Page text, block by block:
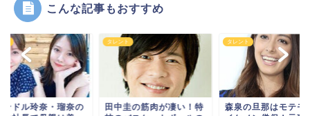
こんな記事もおすすめ
ンドル玲奈・瑠奈の
タレント
田中圭の筋肉が凄い！特
タレント
森泉の旦那はモテモ